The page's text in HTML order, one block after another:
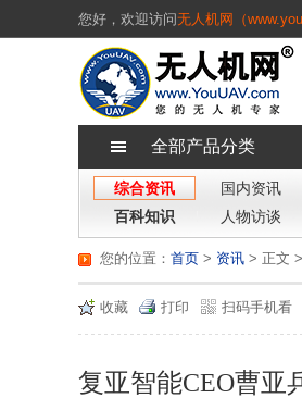
您好， 欢迎访问无人机网（
全部产品分类
综合资讯 国内资讯
百科知识
人物访谈
您的位置： 首页 > 资讯 >
> 正文
收藏 打印 扫码手机看
复亚智能CEO曹亚